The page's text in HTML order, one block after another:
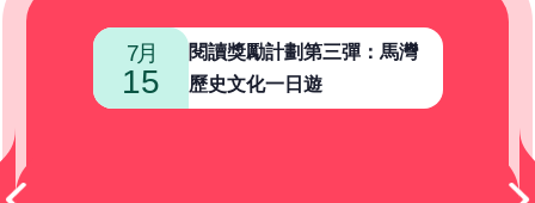
7月
15
閱讀獎勵計劃第三彈：馬灣
歷史文化一日遊